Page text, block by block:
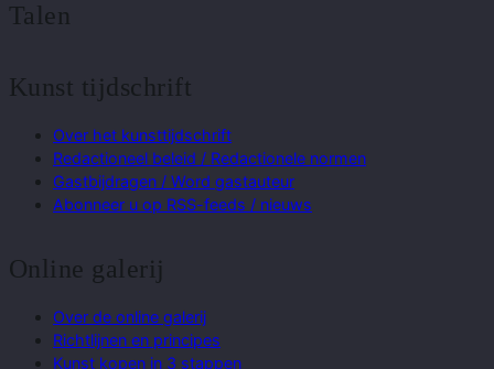
Talen
Kunst tijdschrift
Over het kunsttijdschrift
Redactioneel beleid / Redactionele normen
Gastbijdragen / Word gastauteur
Abonneer u op RSS-feeds / nieuws
Online galerij
Over de online galerij
Richtlijnen en principes
Kunst kopen in 3 stappen